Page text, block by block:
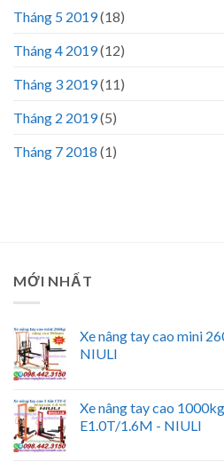
Tháng 5 2019(18)
Tháng 4 2019(12)
Tháng 3 2019(11)
Tháng 2 2019(5)
Tháng 7 2018 (1)
MỚI NHẤT
Xe nâng tay cao mini
NIULI
Xe nâng tay cao
E1.0T/1.6M - NIULI